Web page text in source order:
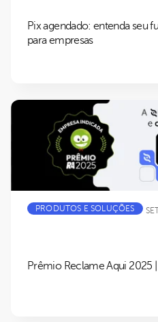
Pix agendado: entenda seu
para empresas
PRODUTOS E SOLUÇÕES
Prêmio Reclame Aqui 2025